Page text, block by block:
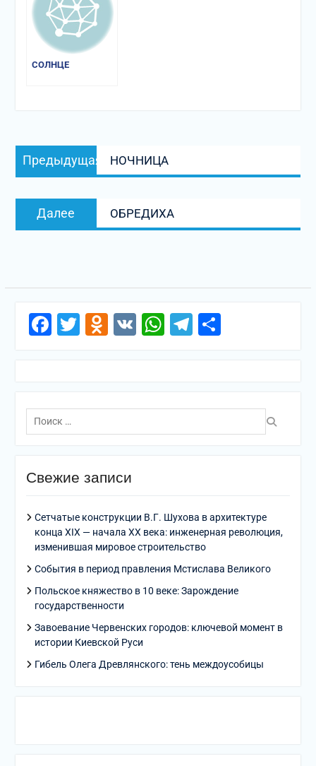
СОЛНЦЕ
Навигация
по
Предыдущая
запись:
НОЧНИЦА
Далее
запись:
ОБРЕДИХА
Facebook
Twitter
Odnoklassniki
VKWhatsApp
Telegram
Поиск
по:
Свежие записи
Сетчатые конструкции В.Г. Шухова в архитектуре
конца XIX — начала XX века: инженерная революция,
изменившая мировое строительство
События в период правления Мстислава Великого
Польское княжество в 10 веке: Зарождение
государственности
Завоевание Червенских городов: ключевой момент в
истории Киевской Руси
Гибель Олега Древлянского: тень междоусобицы